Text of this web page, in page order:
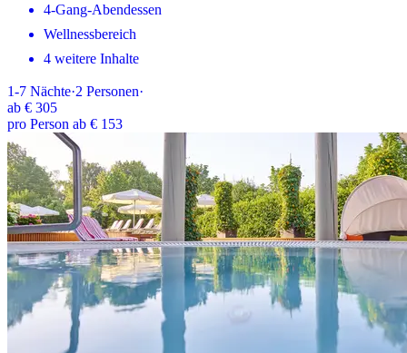
4-Gang-Abendessen
Wellnessbereich
4 weitere Inhalte
1-7 Nächte·2 Personen·
ab € 305
pro Person ab € 153